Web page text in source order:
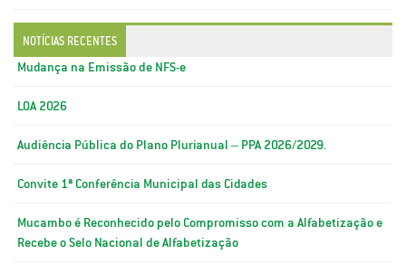
NOTÍCIAS RECENTES
Mudança na Emissão de NFS-e
LOA 2026
Audiência Pública do Plano Plurianual – PPA 2026/2029.
Convite 1ª Conferência Municipal das Cidades
Mucambo é Reconhecido pelo Compromisso com a Alfabetização e
Recebe o Selo Nacional de Alfabetização